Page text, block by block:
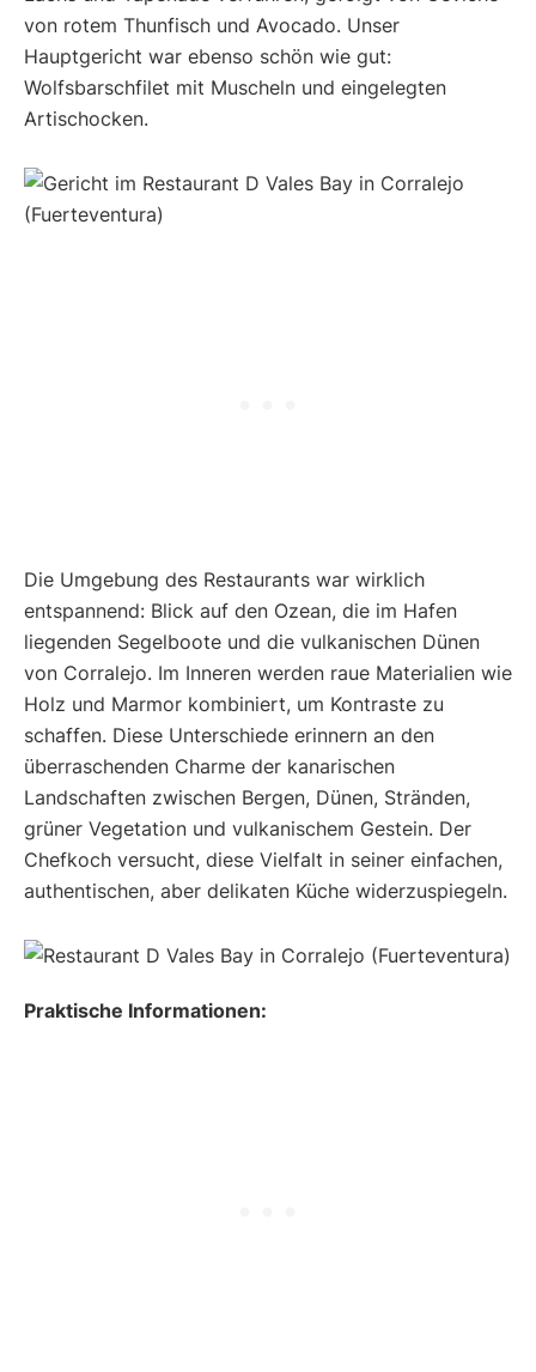
von rotem Thunfisch und Avocado. Unser
Hauptgericht war ebenso schön wie gut:
Wolfsbarschfilet mit Muscheln und eingelegten
Artischocken.
Die Umgebung des Restaurants war wirklich
entspannend: Blick auf den Ozean, die im Hafen
liegenden Segelboote und die vulkanischen Dünen
von Corralejo. Im Inneren werden raue Materialien wie
Holz und Marmor kombiniert, um Kontraste zu
schaffen. Diese Unterschiede erinnern an den
überraschenden Charme der kanarischen
Landschaften zwischen Bergen, Dünen, Stränden,
grüner Vegetation und vulkanischem Gestein. Der
Chefkoch versucht, diese Vielfalt in seiner einfachen,
authentischen, aber delikaten Küche widerzuspiegeln.
Praktische Informationen: